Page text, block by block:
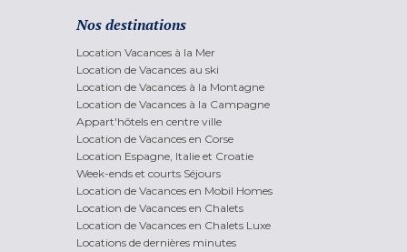
Nos destinations
Location Vacances à la Mer
Location de Vacances au ski
Location de Vacances à la Montagne
Location de Vacances à la Campagne
Appart'hôtels en centre ville
Location de Vacances en Corse
Location Espagne, Italie et Croatie
Week-ends et courts Séjours
Location de Vacances en Mobil Homes
Location de Vacances en Chalets
Location de Vacances en Chalets Luxe
Locations de dernières minutes